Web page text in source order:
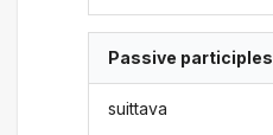
Passive participles
suittava